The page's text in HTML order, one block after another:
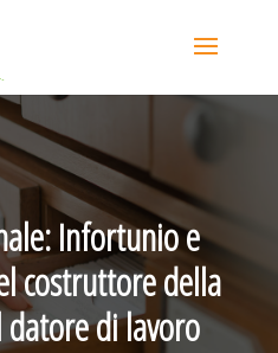
Infortunio e
costruttore della
datore di lavoro